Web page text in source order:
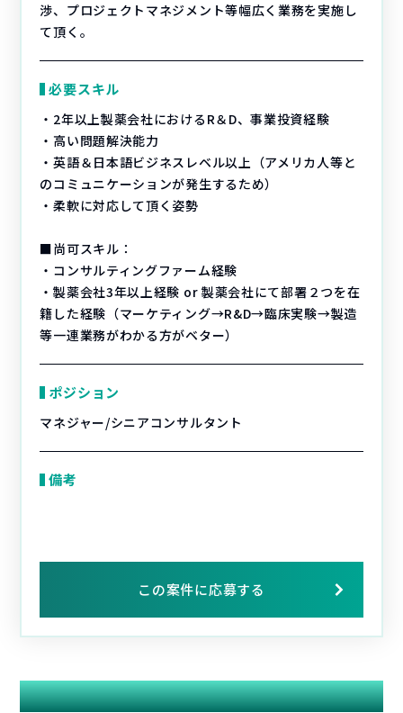
渉、プロジェクトマネジメント等幅広く業務を実施し
て頂く。
必要スキル
・2年以上製薬会社におけるR＆D、事業投資経験
・高い問題解決能力
・英語＆日本語ビジネスレベル以上（アメリカ人等と
のコミュニケーションが発生するため）
・柔軟に対応して頂く姿勢
■尚可スキル：
・コンサルティングファーム経験
・製薬会社3年以上経験 or 製薬会社にて部署２つを在
籍した経験（マーケティング→R&D→臨床実験→製造
等一連業務がわかる方がベター）
ポジション
マネジャー/シニアコンサルタント
備考
この案件に応募する
関連する案件